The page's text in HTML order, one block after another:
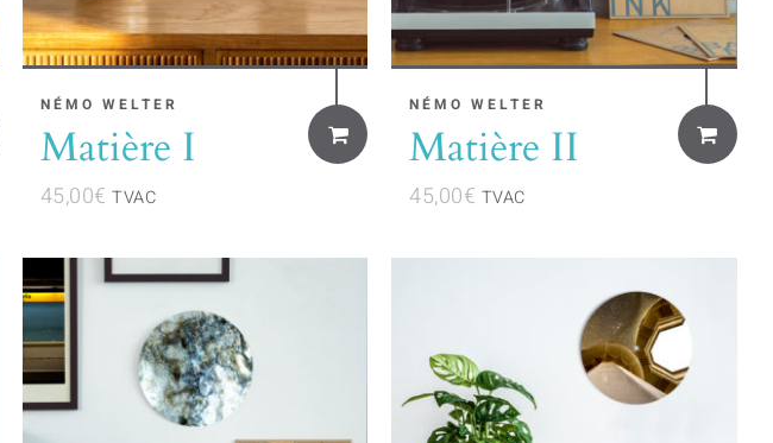
NÉMO WELTER
Matière I
45,00€ TVAC
NÉMO WELTER
Matière II
45,00€ TVAC